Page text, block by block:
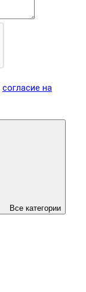
согласие на
Все категории